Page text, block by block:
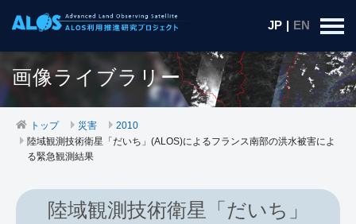
JP | EN
画像ライブラリー
トップ 災害
2010
陸域観測技術衛星「だいち」(ALOS)によるフランス南部の洪水被害によ
る緊急観測結果
陸域観測技術衛星「だいち」